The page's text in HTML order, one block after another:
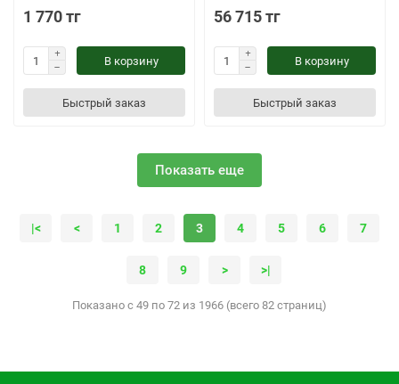
1 770 тг
В корзину
Быстрый заказ
56 715 тг
В корзину
Быстрый заказ
Показать еще
|< < 1 2 3 4 5 6 7
8 9 > >|
Показано с 49 по 72 из 1966 (всего 82 страниц)